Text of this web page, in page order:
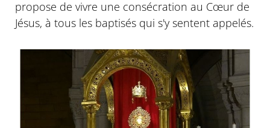
propose de vivre une consécration au Cœur de
Jésus, à tous les baptisés qui s'y sentent appelés.